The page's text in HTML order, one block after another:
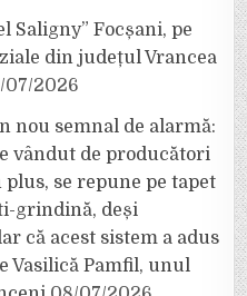
Saligny” Focșani, pe
din județul Vrancea
07/2026
nou semnal de alarmă:
vândut de producători
se repune pe tapet
grindină, deși
că acest sistem a adus
Vasilică Pamfil, unul